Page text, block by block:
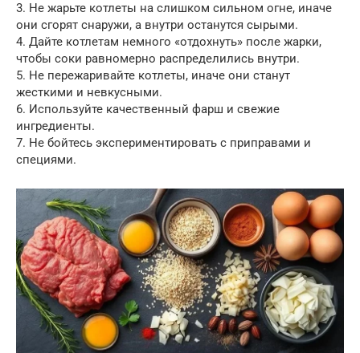
3. Не жарьте котлеты на слишком сильном огне, иначе
они сгорят снаружи, а внутри останутся сырыми.
4. Дайте котлетам немного «отдохнуть» после жарки,
чтобы соки равномерно распределились внутри.
5. Не пережаривайте котлеты, иначе они станут
жесткими и невкусными.
6. Используйте качественный фарш и свежие
ингредиенты.
7. Не бойтесь экспериментировать с приправами и
специями.